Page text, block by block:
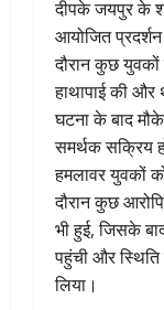
दीपके जयपुर के
आयोजित
दौरान कुछ
हाथापाई की और
घटना के बाद
समर्थक सक्रिय
हमलावर युवकों
दौरान कुछ
भी हुई, जिसके
पहुंची और
लिया।